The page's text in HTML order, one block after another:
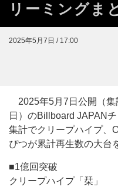
リーミングま
2025年5月7日 / 17:00
2025年5月7日公開（
日）のBillboard JAPAN
集計でクリープハイプ、
ぴつが累計再生数の大台
■1億回突破
クリープハイプ「栞」